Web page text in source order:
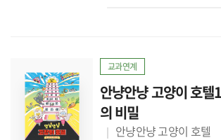
교과연계
안냥안냥 고양이 호텔
의 비밀
안냥안냥 고양이 호텔